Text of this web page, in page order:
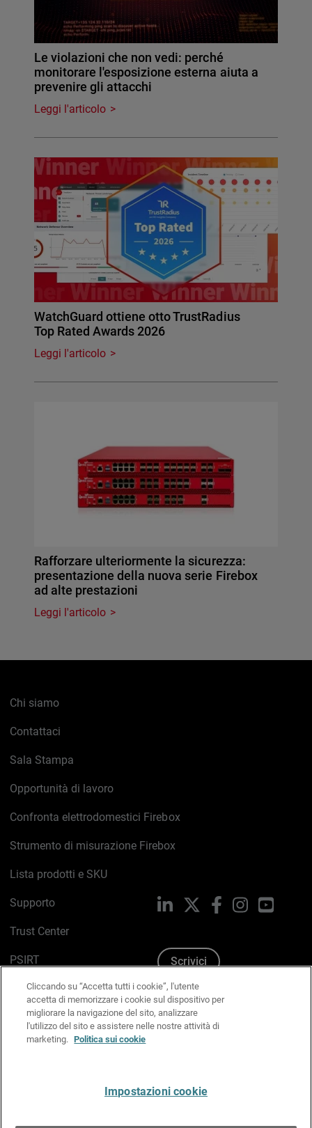
Le violazioni che non vedi: perché
monitorare l'esposizione esterna aiuta a
prevenire gli attacchi
Leggi l'articolo
WatchGuard ottiene otto TrustRadius
Top Rated Awards 2026
Leggi l'articolo
Rafforzare ulteriormente la sicurezza:
presentazione della nuova serie Firebox
ad alte prestazioni
Leggi l'articolo
Chi siamo
Contattaci
Sala Stampa
Opportunità di lavoro
Confronta elettrodomestici Firebox
Strumento di misurazione Firebox
Lista prodotti e SKU
Supporto
Trust Center
PSIRT
Politica sui cookie
Informativa sulla privacy
Kit Media & Brand
LinkedIn FacebookInstagram
Scrivici
Cliccando su “Accetta tutti i cookie”, l'utente
accetta di memorizzare i cookie sul dispositivo per
migliorare la navigazione del sito, analizzare
l'utilizzo del sito e assistere nelle nostre attività di
marketing. Politica sui cookie
Impostazioni cookie